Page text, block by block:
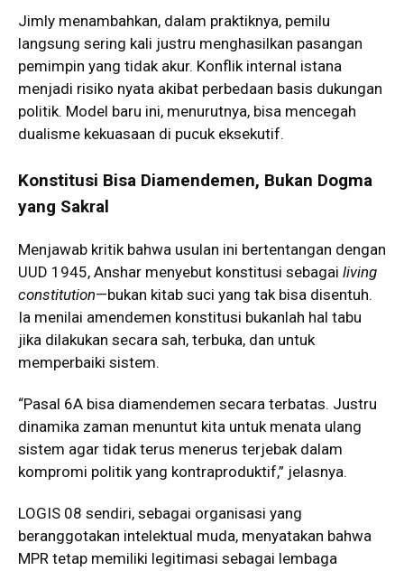
Jimly menambahkan, dalam praktiknya, pemilu
langsung sering kali justru menghasilkan pasangan
pemimpin yang tidak akur. Konflik internal istana
menjadi risiko nyata akibat perbedaan basis dukungan
politik. Model baru ini, menurutnya, bisa mencegah
dualisme kekuasaan di pucuk eksekutif.
Konstitusi Bisa Diamendemen, Bukan Dogma
yang Sakral
Menjawab kritik bahwa usulan ini bertentangan dengan
UUD 1945, Anshar menyebut konstitusi sebagai living
constitution—bukan kitab suci yang tak bisa disentuh.
Ia menilai amendemen konstitusi bukanlah hal tabu
jika dilakukan secara sah, terbuka, dan untuk
memperbaiki sistem.
“Pasal 6A bisa diamendemen secara terbatas. Justru
dinamika zaman menuntut kita untuk menata ulang
sistem agar tidak terus menerus terjebak dalam
kompromi politik yang kontraproduktif,” jelasnya.
LOGIS 08 sendiri, sebagai organisasi yang
beranggotakan intelektual muda, menyatakan bahwa
MPR tetap memiliki legitimasi sebagai lembaga